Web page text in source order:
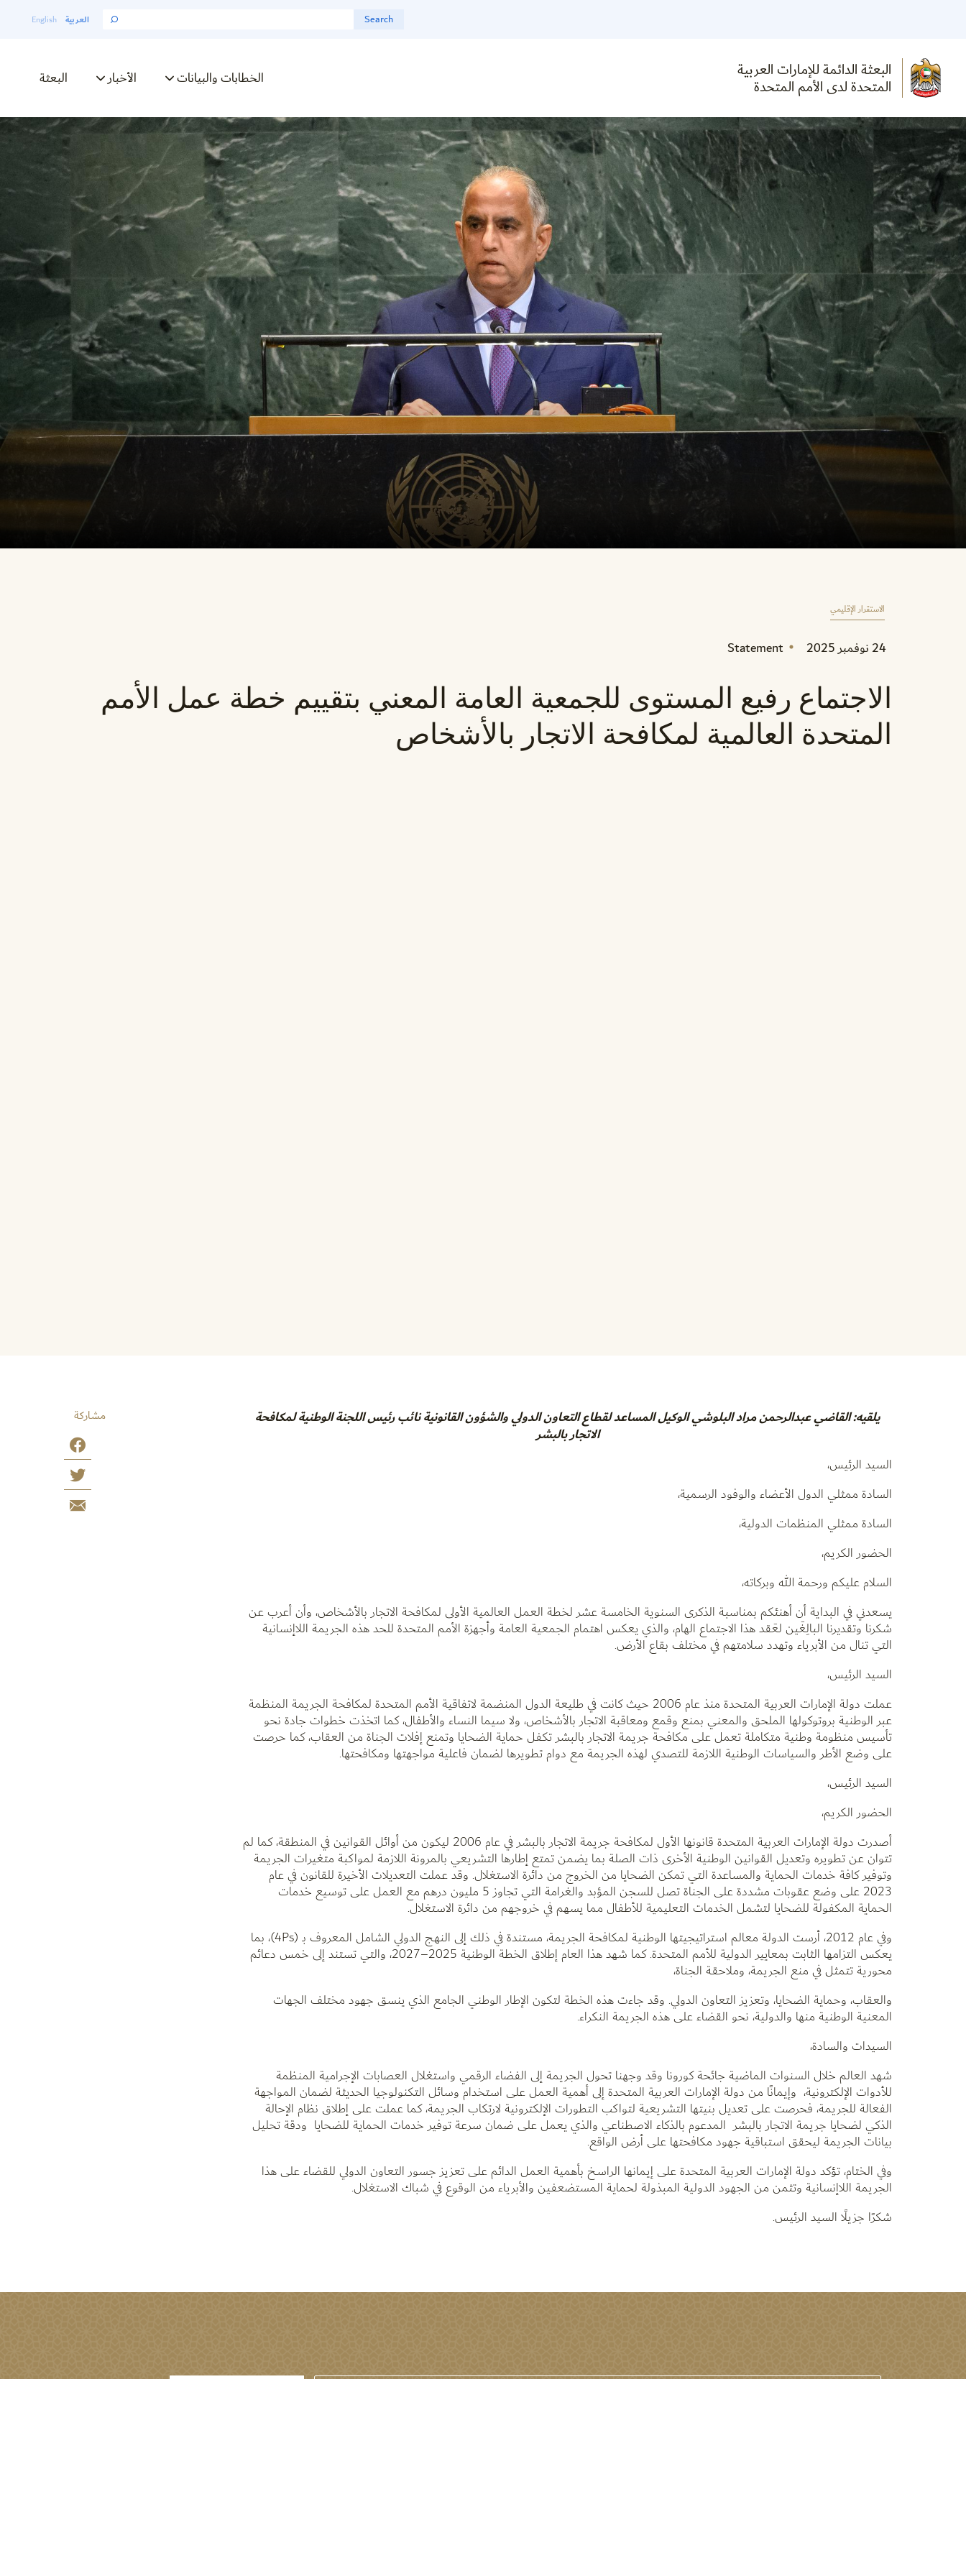
العربية English Search
البعثة الدائمة للإمارات العربية
المتحدة لدى الأمم المتحدة الخطابات والبيانات الأخبار البعثة
الاستقرار الإقليمي
24 نوفمبر 2025 Statement
الاجتماع رفيع المستوى للجمعية العامة المعني بتقييم خطة عمل الأمم
المتحدة العالمية لمكافحة الاتجار بالأشخاص
مشاركة
يلقيه: القاضي عبدالرحمن مراد البلوشي الوكيل المساعد لقطاع التعاون الدولي والشؤون القانونية نائب رئيس اللجنة الوطنية لمكافحة
الاتجار بالبشر
السيد الرئيس،
السادة ممثلي الدول الأعضاء والوفود الرسمية،
السادة ممثلي المنظمات الدولية،
الحضور الكريم،
السلام عليكم ورحمة الله وبركاته،
يسعدني في البداية أن أهنئكم بمناسبة الذكرى السنوية الخامسة عشر لخطة العمل العالمية الأولى لمكافحة الاتجار بالأشخاص، وأن أعرب عن
شكرنا وتقديرنا البالِغَين لعَقد هذا الاجتماع الهام، والذي يعكس اهتمام الجمعية العامة وأجهزة الأمم المتحدة للحد هذه الجريمة اللاإنسانية
التي تنال من الأبرياء وتهدد سلامتهم في مختلف بقاع الأرض.
السيد الرئيس،
عملت دولة الإمارات العربية المتحدة منذ عام 2006 حيث كانت في طليعة الدول المنضمة لاتفاقية الأمم المتحدة لمكافحة الجريمة المنظمة
عبر الوطنية بروتوكولها الملحق والمعني بمنع وقمع ومعاقبة الاتجار بالأشخاص، ولا سيما النساء والأطفال، كما اتخذت خطوات جادة نحو
تأسيس منظومة وطنية متكاملة تعمل على مكافحة جريمة الاتجار بالبشر تكفل حماية الضحايا وتمنع إفلات الجناة من العقاب، كما حرصت
على وضع الأطر والسياسات الوطنية اللازمة للتصدي لهذه الجريمة مع دوام تطويرها لضمان فاعلية مواجهتها ومكافحتها.
السيد الرئيس،
الحضور الكريم،
أصدرت دولة الإمارات العربية المتحدة قانونها الأول لمكافحة جريمة الاتجار بالبشر في عام 2006 ليكون من أوائل القوانين في المنطقة، كما لم
تتوان عن تطويره وتعديل القوانين الوطنية الأخرى ذات الصلة بما يضمن تمتع إطارها التشريعي بالمرونة اللازمة لمواكبة متغيرات الجريمة
وتوفير كافة خدمات الحماية والمساعدة التي تمكن الضحايا من الخروج من دائرة الاستغلال. وقد عملت التعديلات الأخيرة للقانون في عام
2023 على وضع عقوبات مشددة على الجناة تصل للسجن المؤبد والغرامة التي تجاوز 5 مليون درهم مع العمل على توسيع خدمات
الحماية المكفولة للضحايا لتشمل الخدمات التعليمية للأطفال مما يسهم في خروجهم من دائرة الاستغلال.
وفي عام 2012، أرست الدولة معالم استراتيجيتها الوطنية لمكافحة الجريمة، مستندة في ذلك إلى النهج الدولي الشامل المعروف بـ (4Ps)، بما
يعكس التزامها الثابت بمعايير الدولية للأمم المتحدة. كما شهد هذا العام إطلاق الخطة الوطنية 2025–2027، والتي تستند إلى خمس دعائم
محورية تتمثل في منع الجريمة، وملاحقة الجناة،
والعقاب، وحماية الضحايا، وتعزيز التعاون الدولي. وقد جاءت هذه الخطة لتكون الإطار الوطني الجامع الذي ينسق جهود مختلف الجهات
المعنية الوطنية منها والدولية، نحو القضاء على هذه الجريمة النكراء.
السيدات والسادة،
شهد العالم خلال السنوات الماضية جائحة كورونا وقد وجهنا تحول الجريمة إلى الفضاء الرقمي واستغلال العصابات الإجرامية المنظمة
للأدوات الإلكترونية، وإيمانًا من دولة الإمارات العربية المتحدة إلى أهمية العمل على استخدام وسائل التكنولوجيا الحديثة لضمان المواجهة
الفعالة للجريمة، فحرصت على تعديل بنيتها التشريعية لتواكب التطورات الإلكترونية لارتكاب الجريمة، كما عملت على إطلاق نظام الإحالة
الذكي لضحايا جريمة الاتجار بالبشر المدعوم بالذكاء الاصطناعي والذي يعمل على ضمان سرعة توفير خدمات الحماية للضحايا ودقة تحليل
بيانات الجريمة ليحقق استباقية جهود مكافحتها على أرض الواقع.
وفي الختام، تؤكد دولة الإمارات العربية المتحدة على إيمانها الراسخ بأهمية العمل الدائم على تعزيز جسور التعاون الدولي للقضاء على هذا
الجريمة اللاإنسانية وتثمن من الجهود الدولية المبذولة لحماية المستضعفين والأبرياء من الوقوع في شباك الاستغلال.
شكرًا جزيلًا السيد الرئيس.